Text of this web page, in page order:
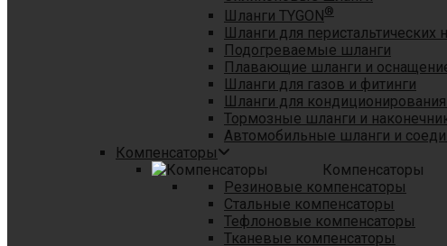
Шланги TYGON®
Шланги для перистальтических
Подогреваемые шланги
Плавающие шланги и
Шланги для газов и фитинги
Шланги для
Тормозные шланги и
Автомобильные шланги и
Компенсаторы
Компенсаторы
Резиновые компенсаторы
Стальные компенсаторы
Тефлоновые компенсаторы
Тканевые компенсаторы